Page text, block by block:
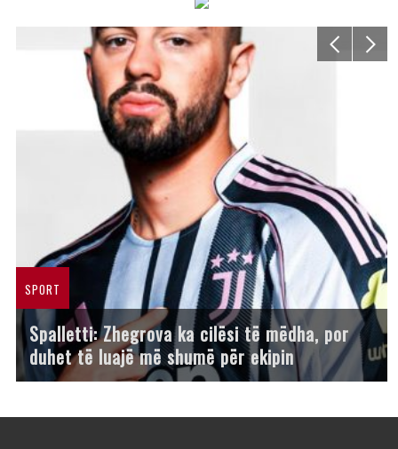
SPORT
Spalletti: Zhegrova ka cilësi të mëdha, por
duhet të luajë më shumë për ekipin